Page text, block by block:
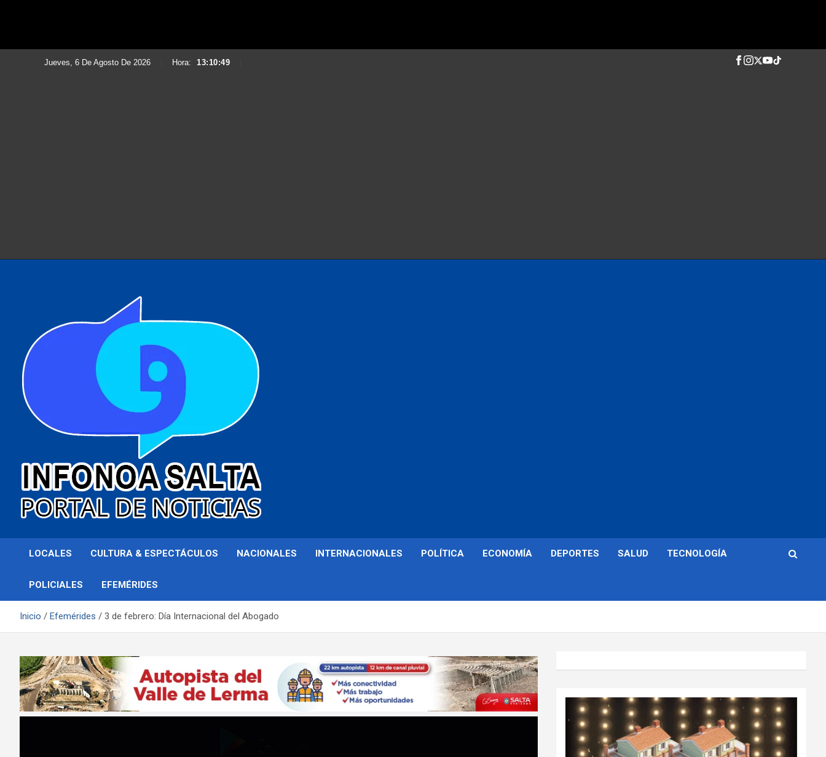
Jueves, 6 De Agosto De 2026 Hora: 13:10:51
Infonoa Salta
LOCALES CULTURA & ESPECTÁCULOS NACIONALES INTERNACIONALES POLÍTICA ECONOMÍA DEPORTES SALUD TECNOLOGÍA
POLICIALES EFEMÉRIDES
Inicio Efemérides 3 de febrero: Día Internacional del Abogado